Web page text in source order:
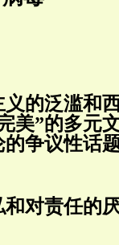
的泛滥和
美”的多元
争议性话
对责任的